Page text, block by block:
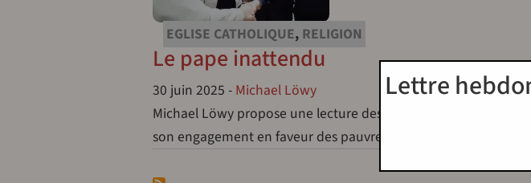
EGLISE CATHOLIQUE, RELIGION
Le pape inattendu
30 juin 2025 - Michael Löwy
Michael Löwy propose une lecture des ruptures qui ont
son engagement en faveur des pauvres et sa sensibilité
Lettre